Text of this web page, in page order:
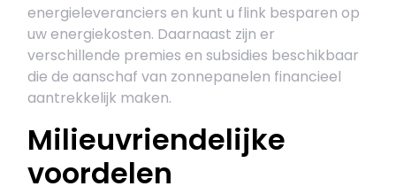
energieleveranciers en kunt u flink besparen op
uw energiekosten. Daarnaast zijn er
verschillende premies en subsidies beschikbaar
die de aanschaf van zonnepanelen financieel
aantrekkelijk maken.
Milieuvriendelijke
voordelen